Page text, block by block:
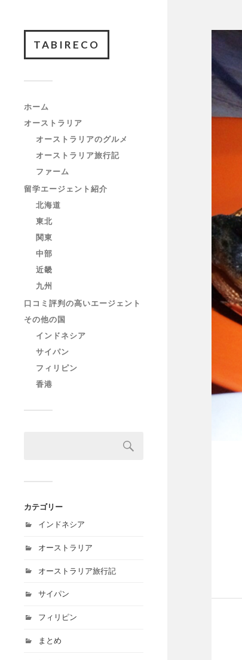
TABIRECO
ホーム
オーストラリア
オーストラリアのグルメ
オーストラリア旅行記
ファーム
留学エージェント紹介
北海道
東北
関東
中部
近畿
九州
口コミ評判の高いエージェント
その他の国
インドネシア
サイパン
フィリピン
香港
カテゴリー
インドネシア
オーストラリア
オーストラリア旅行記
サイパン
フィリピン
まとめ